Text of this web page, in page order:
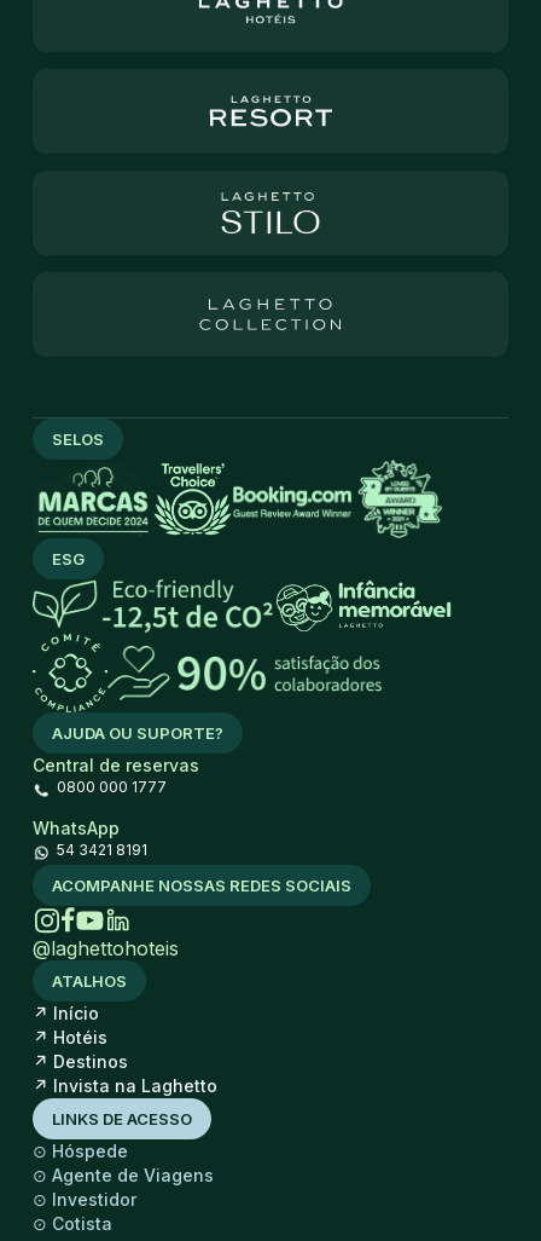
AJUDA OU SUPORTE?
Central de reservas
0800 000 1777
WhatsApp
54 3421 8191
SELOS
ESG
ACOMPANHE NOSSAS REDES SOCIAIS
@laghettohoteis
ATALHOS
↗ Início
↗ Hotéis
↗ Destinos
↗ Invista na Laghetto
LINKS DE ACESSO
⊙ Hóspede
⊙ Agente de Viagens
⊙ Investidor
⊙ Cotista